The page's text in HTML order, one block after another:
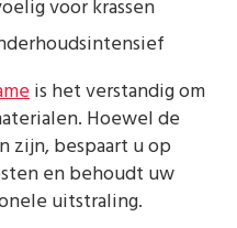
voor krassen
is het verstandig om
Hoewel de
zijn, bespaart u op
en behoudt uw
uitstraling.